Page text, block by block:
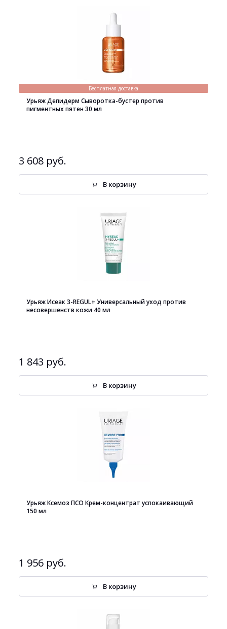
Бесплатная доставка
Урьяж Депидерм Сыворотка-бустер против
пигментных пятен 30 мл
3 608 руб.
В корзину
Урьяж Исеак 3-REGUL+ Универсальный уход против
несовершенств кожи 40 мл
1 843 руб.
В корзину
Урьяж Ксемоз ПСО Крем-концентрат успокаивающий
150 мл
1 956 руб.
В корзину